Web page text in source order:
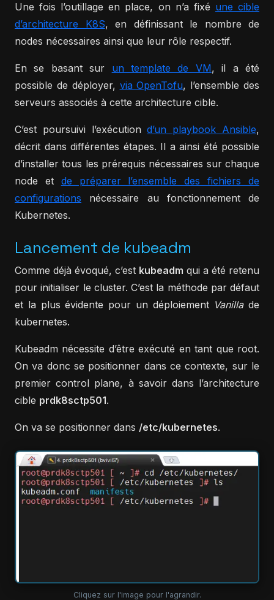
Une fois l’outillage en place, on n’a fixé une cible
d’architecture K8S, en définissant le nombre de
nodes nécessaires ainsi que leur rôle respectif.
En se basant sur un template de VM, il a été
possible de déployer, via OpenTofu, l’ensemble des
serveurs associés à cette architecture cible.
C’est poursuivi l’exécutiond’un playbook Ansible,
décrit dans différentes étapes. Il a ainsi été possible
d’installer tous les prérequis nécessaires sur chaque
node et de préparer l’ensemble des fichiers de
configurations nécessaire au fonctionnement de
Kubernetes.
Lancement de kubeadm
Comme déjà évoqué, c’est kubeadm qui a été retenu
pour initialiser le cluster. C’est la méthode par défaut
et la plus évidente pour un déploiement Vanillade
kubernetes.
Kubeadm nécessite d’être exécuté en tant que root.
On va donc se positionner dans ce contexte, sur le
premier control plane, à savoir dans l’architecture
cible prdk8sctp501.
On va se positionner dans /etc/kubernetes.
Cliquez sur l'image pour l'agrandir.